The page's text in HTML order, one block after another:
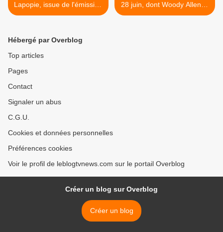
Lapopie, issue de l'émission
Le village préféré des
28 juin, dont Woody Allen et
live de Flo Rida. >
Hébergé par Overblog
Top articles
Pages
Contact
Signaler un abus
C.G.U.
Cookies et données personnelles
Préférences cookies
Voir le profil de leblogtvnews.com sur le portail Overblog
Créer un blog sur Overblog
Créer un blog